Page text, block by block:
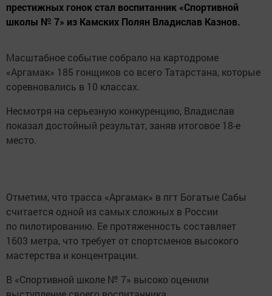
престижных гонок стал воспитанник «Спортивной
школы № 7» из Камских Полян Владислав Казнов.
Масштабное событие собрало на картодроме
«Аргамак» 185 гонщиков со всего Татарстана, которые
соревновались в 10 классах.
Несмотря на серьезную конкуренцию, Владислав
показал достойный результат, заняв итоговое 18-е
место.
Отметим, что трасса «Аргамак» в пгт Богатые Сабы
считается одной из самых сложных в России
по пилотированию. Ее протяженность составляет
1603 метра, что требует от спортсменов высокого
мастерства и концентрации.
В «Спортивной школе № 7» высоко оценили